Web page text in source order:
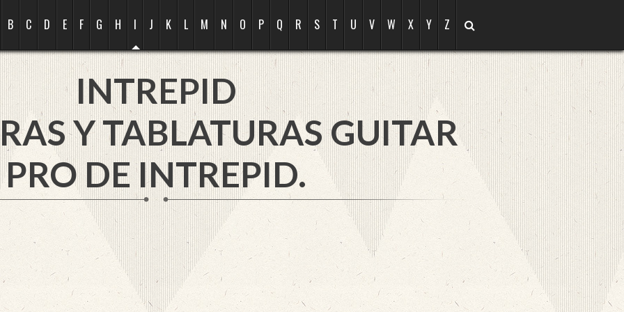
B C D E F G H I J K L M N O P Q R S T U V W X Y Z
INTREPID
Y TABLATURAS GUITAR
PRO DE INTREPID.